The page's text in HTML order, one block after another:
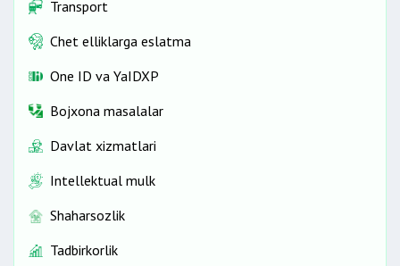
Transport
Chet elliklarga eslatma
One ID vа YaIDXP
Bojxona masalalar
Davlat xizmatlari
Intellektual mulk
Shaharsozlik
Tadbirkorlik